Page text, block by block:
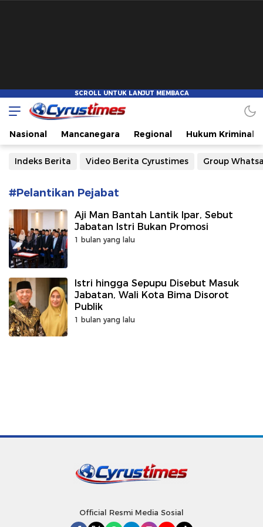
Cyrustimes.com
Cepat Tajam dan Akurat
Nasional Mancanegara Regional Hukum Kriminal
Indeks Berita Video Berita Cyrustimes Group
#Pelantikan Pejabat
Aji Man Bantah Lantik Ipar, Sebut
Jabatan Istri Bukan Promosi
1 bulan yang lalu
Istri hingga Sepupu Disebut Masuk
Jabatan, Wali Kota Bima Disorot
Publik
1 bulan yang lalu
Official Resmi Media Sosial